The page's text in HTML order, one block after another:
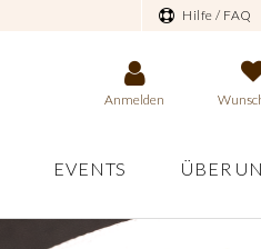
Hilfe / FAQ
Anmelden
EVENTS ÜBER